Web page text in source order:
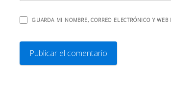
GUARDA MI NOMBRE, CORREO ELECTRÓNICO Y